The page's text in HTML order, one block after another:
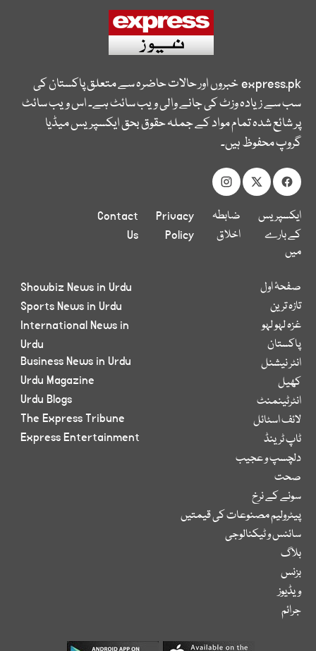
express.pkخبروں اور حالات حاضرہ سے متعلق پاکستان کی
سب سے زیادہ وزٹ کی جانے والی ویب سائٹ ہے۔ اس ویب سائٹ
پر شائع شدہ تمام مواد کے جملہ حقوق بحق ایکسپریس میڈیا
گروپ محفوظ ہیں۔
ایکسپریس
کے بارے
میں
ضابطہ
اخلاق
Privacy
Policy
Contact
Us
صفحۂ اول
تازہ ترین
غزہ لہو لہو
پاکستان
انٹر نیشنل
کھیل
انٹرٹینمنٹ
لائف اسٹائل
ٹاپ ٹرینڈ
دلچسپ و عجیب
صحت
سونے کے نرخ
پیٹرولیم مصنوعات کی قیمتیں
سائنس و ٹیکنالوجی
بلاگ
بزنس
ویڈیوز
جرائم
Showbiz News in Urdu
Sports News in Urdu
International News in
Urdu
Business News in Urdu
Urdu Magazine
Urdu Blogs
The Express Tribune
Express Entertainment